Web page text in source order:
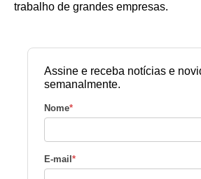
trabalho de grandes empresas.
Assine e receba notícias e
semanalmente.
Nome*
E-mail *